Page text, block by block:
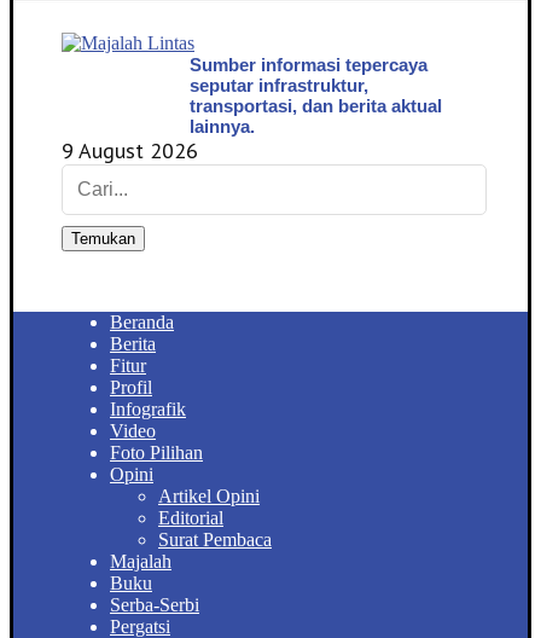
Sumber informasi tepercaya
seputar infrastruktur,
transportasi, dan berita aktual
lainnya.
9 August 2026
Temukan
Beranda
Berita
Fitur
Profil
Infografik
Video
Foto Pilihan
Opini
Artikel Opini
Editorial
Surat Pembaca
Majalah
Buku
Serba-Serbi
Pergatsi